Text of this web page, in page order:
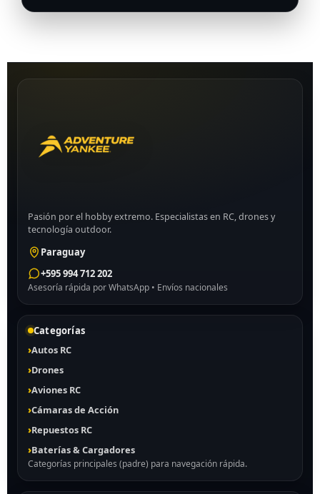
Pasión por el hobby extremo. Especialistas en RC, drones y
tecnología outdoor.
Paraguay
+595 994 712 202
Asesoría rápida por WhatsApp • Envíos nacionales
Categorías
Autos RC
Drones
Aviones RC
Cámaras de Acción
Repuestos RC
Baterías & Cargadores
Categorías principales (padre) para navegación rápida.